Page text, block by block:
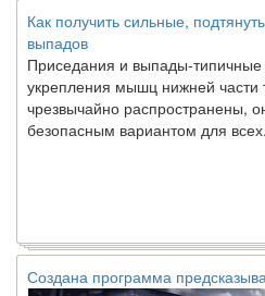
Как получить сильные,
выпадов
Приседания и выпады-типичные
укрепления мышц нижней части
чрезвычайно распространены,
безопасным вариантом для
Создана программа